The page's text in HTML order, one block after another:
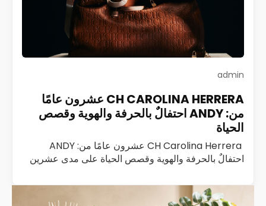
admin
CH CAROLINA HERRERA عشرون عامًا
من: ANDY احتفالٌ بالحرفة والهوية وقصص
الحياة
CH Carolina Herrera عشرون عامًا من: ANDY
احتفالٌ بالحرفة والهوية وقصص الحياة على مدى عشرين
مجرد حقيبة؛ كانت رفيقة درب، وشاهدة على…اقرأ المزيد